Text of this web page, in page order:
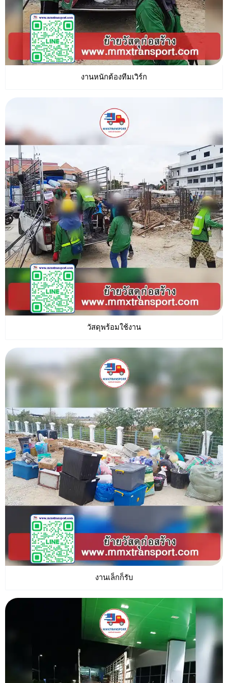
งานหนักต้องทีมเวิร์ก
วัสดุพร้อมใช้งาน
งานเล็กก็รับ